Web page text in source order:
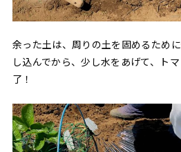
余った土は、周りの土を固めるため
し込んでから、少し水をあげて、ト
了！